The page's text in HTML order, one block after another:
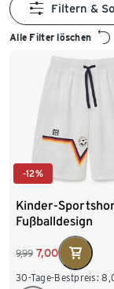
Alle Filter löschen
Filtern &
-12%
Kinder-
Fußballdesign
9,99 7,00
30-Tage-Bestpreis: